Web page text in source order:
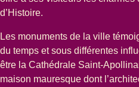
d’Histoire.
Les monuments de la ville
du temps et sous différentes
être la Cathédrale Saint-
maison mauresque dont